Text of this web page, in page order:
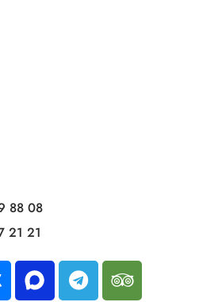
88 08
21 21